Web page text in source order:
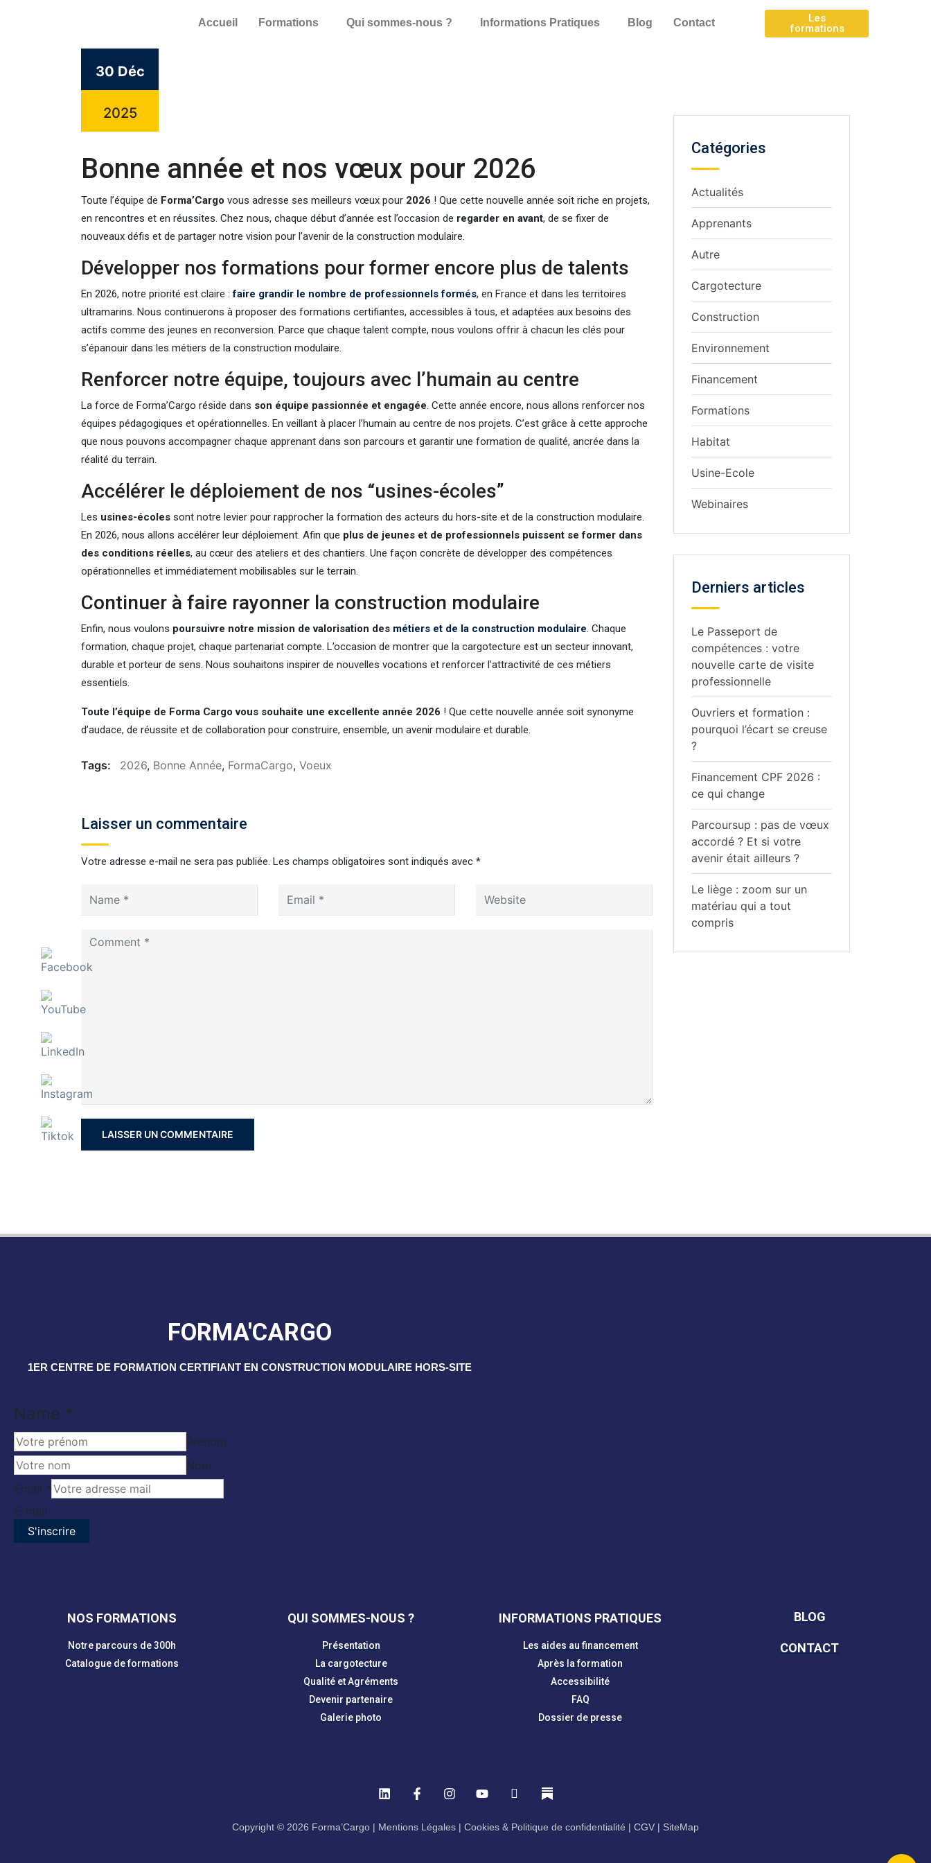
Accueil Formations Qui sommes-nous ? Informations Pratiques Blog Contact
Les
formations
30 Déc
2025
Bonne année et nos vœux pour 2026
Toute l’équipe de Forma’Cargo vous adresse ses meilleurs vœux pour 2026 ! Que cette nouvelle année soit riche en projets,
en rencontres et en réussites. Chez nous, chaque début d’année est l’occasion de regarder en avant, de se fixer de
nouveaux défis et de partager notre vision pour l’avenir de la construction modulaire.
Développer nos formations pour former encore plus de talents
En 2026, notre priorité est claire :faire grandir le nombre de professionnels formés, en France et dans les territoires
ultramarins. Nous continuerons à proposer des formations certifiantes, accessibles à tous, et adaptées aux besoins des
actifs comme des jeunes en reconversion. Parce que chaque talent compte, nous voulons offrir à chacun les clés pour
s’épanouir dans les métiers de la construction modulaire.
Renforcer notre équipe, toujours avec l’humain au centre
La force de Forma’Cargo réside dans son équipe passionnée et engagée. Cette année encore, nous allons renforcer nos
équipes pédagogiques et opérationnelles. En veillant à placer l’humain au centre de nos projets. C’est grâce à cette approche
que nous pouvons accompagner chaque apprenant dans son parcours et garantir une formation de qualité, ancrée dans la
réalité du terrain.
Accélérer le déploiement de nos “usines-écoles”
Les usines-écoles sont notre levier pour rapprocher la formation des acteurs du hors-site et de la construction modulaire.
En 2026, nous allons accélérer leur déploiement. Afin que plus de jeunes et de professionnels puissent se former dans
des conditions réelles, au cœur des ateliers et des chantiers. Une façon concrète de développer des compétences
opérationnelles et immédiatement mobilisables sur le terrain.
Continuer à faire rayonner la construction modulaire
Enfin, nous voulons poursuivre notre mission de valorisation des métiers et de la construction modulaire. Chaque
formation, chaque projet, chaque partenariat compte. L’occasion de montrer que la cargotecture est un secteur innovant,
durable et porteur de sens. Nous souhaitons inspirer de nouvelles vocations et renforcer l’attractivité de ces métiers
essentiels.
Toute l’équipe de Forma Cargo vous souhaite une excellente année 2026 ! Que cette nouvelle année soit synonyme
d’audace, de réussite et de collaboration pour construire, ensemble, un avenir modulaire et durable.
Tags: 2026, Bonne Année, FormaCargo, Voeux
Laisser un commentaire
Votre adresse e-mail ne sera pas publiée. Les champs obligatoires sont indiqués avec *
Catégories
Actualités
Apprenants
Autre
Cargotecture
Construction
Environnement
Financement
Formations
Habitat
Usine-Ecole
Webinaires
Derniers articles
Le Passeport de
compétences : votre
nouvelle carte de visite
professionnelle
Ouvriers et formation :
pourquoi l’écart se creuse
?
Financement CPF 2026 :
ce qui change
Parcoursup : pas de vœux
accordé ? Et si votre
avenir était ailleurs ?
Le liège : zoom sur un
matériau qui a tout
compris
FORMA'CARGO
1ER CENTRE DE FORMATION CERTIFIANT EN CONSTRUCTION MODULAIRE HORS-SITE
Name *
Prénom
Nom
Name
Email
Email *
E-mail
S'inscrire
NOS FORMATIONS
Notre parcours de 300h
Catalogue de formations
QUI SOMMES-NOUS ?
Présentation
La cargotecture
Qualité et Agréments
Devenir partenaire
Galerie photo
INFORMATIONS PRATIQUES
Les aides au financement
Après la formation
Accessibilité
FAQ
Dossier de presse
BLOG
CONTACT
Copyright © 2026 Forma’Cargo | Mentions Légales | Cookies & Politique de confidentialité | CGV | SiteMap​